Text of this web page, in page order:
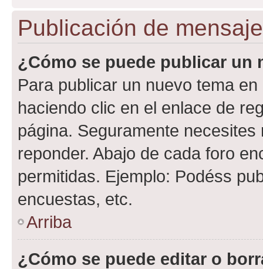
Publicación de
¿Cómo se puede publicar un
Para publicar un nuevo tema
haciendo clic en el enlace de
página. Seguramente
reponder. Abajo de cada foro
permitidas. Ejemplo: Podéss
encuestas, etc.
Arriba
¿Cómo se puede editar o